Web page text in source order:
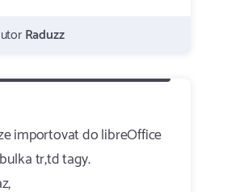
Raduzz
importovat do libreOffice
tr,td tagy.